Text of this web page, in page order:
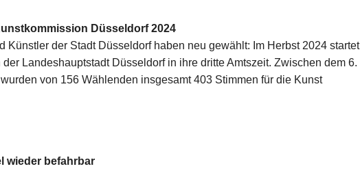
Düsseldorf 2024
Künstler der Stadt Düsseldorf haben neu gewählt: Im Herbst 2024 startet
Landeshauptstadt Düsseldorf in ihre dritte Amtszeit. Zwischen dem 6.
von 156 Wählenden insgesamt 403 Stimmen für die Kunst
wieder befahrbar